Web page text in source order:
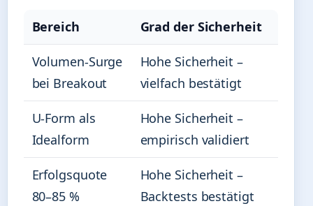
Bereich Grad der Sicherheit
Volumen-Surge
bei Breakout
Hohe Sicherheit –
vielfach bestätigt
U-Form als
Idealform
Hohe Sicherheit –
empirisch validiert
Erfolgsquote
80–85 %
Hohe Sicherheit –
Backtests bestätigt